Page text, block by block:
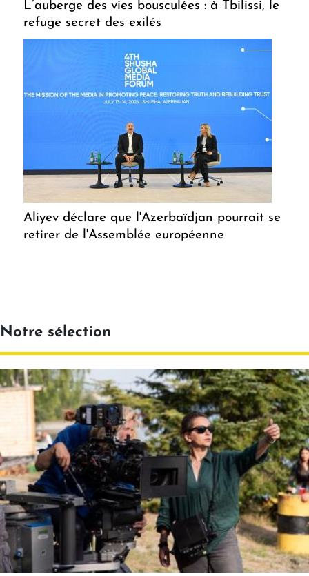
L’auberge des vies bousculées : à Tbilissi, le
refuge secret des exilés
Aliyev déclare que l'Azerbaïdjan pourrait se
retirer de l'Assemblée européenne
Notre sélection